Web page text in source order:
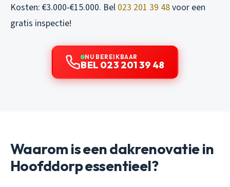
Kosten: €3.000-€15.000. Bel 023 201 39 48voor een
gratis inspectie!
NU BEREIKBAAR
BEL 023 201 39 48
Waarom is een dakrenovatie in
Hoofddorp essentieel?